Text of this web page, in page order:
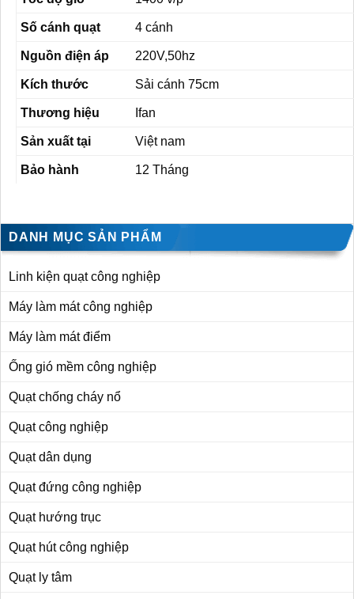
Số cánh quạt 4 cánh
Nguồn điện áp 220V,50hz
Kích thước Sải cánh 75cm
Thương hiệu Ifan
Sản xuất tại Việt nam
Bảo hành 12 Tháng
DANH MỤC SẢN PHẨM
Linh kiện quạt công nghiệp
Máy làm mát công nghiệp
Máy làm mát điểm
Ống gió mềm công nghiệp
Quạt chống cháy nổ
Quạt công nghiệp
Quạt dân dụng
Quạt đứng công nghiệp
Quạt hướng trục
Quạt hút công nghiệp
Quạt ly tâm